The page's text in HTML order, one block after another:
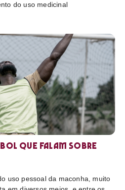
do uso medicinal
que falam sobre
uso pessoal da maconha, muito